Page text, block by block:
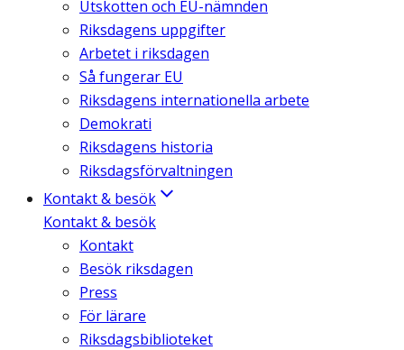
Utskotten och EU-nämnden
Riksdagens uppgifter
Arbetet i riksdagen
Så fungerar EU
Riksdagens internationella arbete
Demokrati
Riksdagens historia
Riksdagsförvaltningen
Kontakt & besök
Kontakt & besök
Kontakt
Besök riksdagen
Press
För lärare
Riksdagsbiblioteket